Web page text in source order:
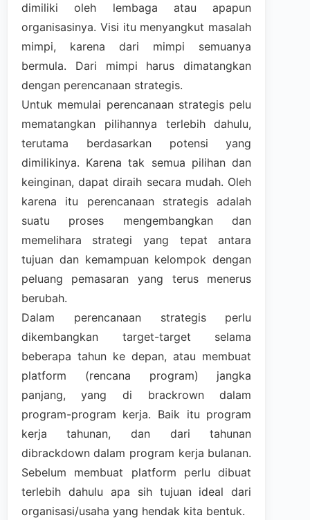
dimiliki oleh lembaga atau apapun
organisasinya. Visi itu menyangkut masalah
mimpi, karena dari mimpi semuanya
bermula. Dari mimpi harus dimatangkan
dengan perencanaan strategis.
Untuk memulai perencanaan strategis pelu
mematangkan pilihannya terlebih dahulu,
terutama berdasarkan potensi yang
dimilikinya. Karena tak semua pilihan dan
keinginan, dapat diraih secara mudah. Oleh
karena itu perencanaan strategis adalah
suatu proses mengembangkan dan
memelihara strategi yang tepat antara
tujuan dan kemampuan kelompok dengan
peluang pemasaran yang terus menerus
berubah.
Dalam perencanaan strategis perlu
dikembangkan target-target selama
beberapa tahun ke depan, atau membuat
platform (rencana program) jangka
panjang, yang di brackrown dalam
program-program kerja. Baik itu program
kerja tahunan, dan dari tahunan
dibrackdown dalam program kerja bulanan.
Sebelum membuat platform perlu dibuat
terlebih dahulu apa sih tujuan ideal dari
organisasi/usaha yang hendak kita bentuk.